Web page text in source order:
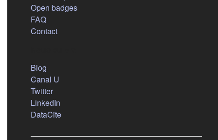
Open badges
FAQ
Contact
Blog
Canal U
Twitter(s'ouvre dans un nouvel onglet)
LinkedIn
DataCite(s'ouvre dans un nouvel onglet)